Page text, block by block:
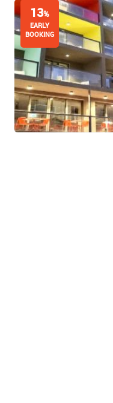
13%
EARLY
BOOKING